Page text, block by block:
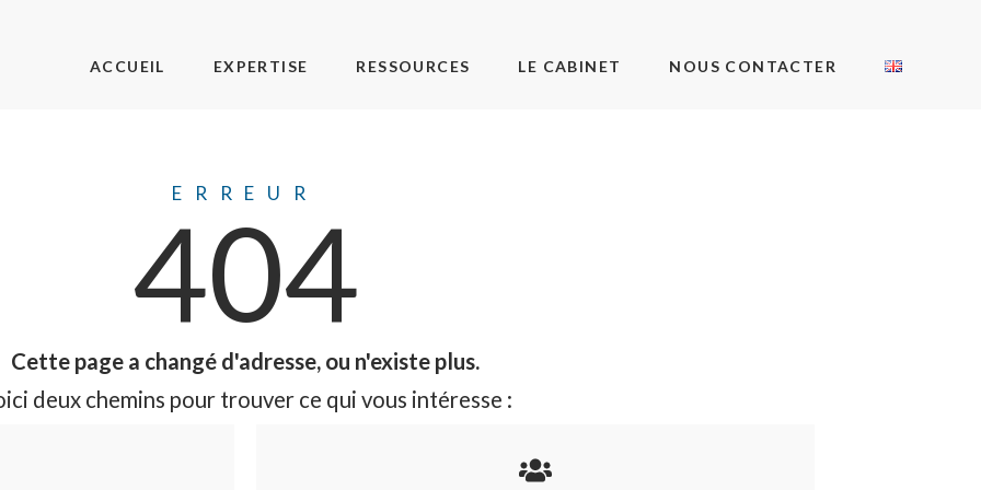
ACCUEIL EXPERTISE RESSOURCES LE CABINET NOUS CONTACTER
ERREUR
404
Cette page a changé d'adresse, ou n'existe plus.
deux chemins pour trouver ce qui vous intéresse :